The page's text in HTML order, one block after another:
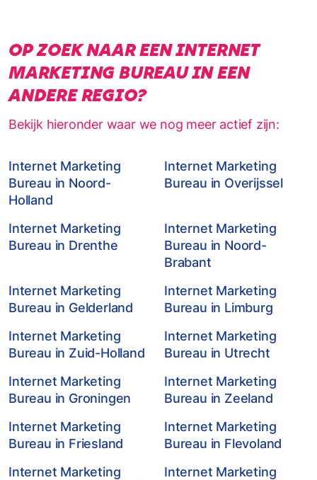
OP ZOEK NAAR EEN INTERNET
MARKETING BUREAU IN EEN
ANDERE REGIO?
Bekijk hieronder waar we nog meer actief zijn:
Internet Marketing
Bureau in Noord-
Holland
Internet Marketing
Bureau in Overijssel
Internet Marketing
Bureau in Drenthe
Internet Marketing
Bureau in Noord-
Brabant
Internet Marketing
Bureau in Gelderland
Internet Marketing
Bureau in Limburg
Internet Marketing
Bureau in Zuid-Holland
Internet Marketing
Bureau in Utrecht
Internet Marketing
Bureau in Groningen
Internet Marketing
Bureau in Zeeland
Internet Marketing
Bureau in Friesland
Internet Marketing
Bureau in Flevoland
Internet Marketing
Internet Marketing